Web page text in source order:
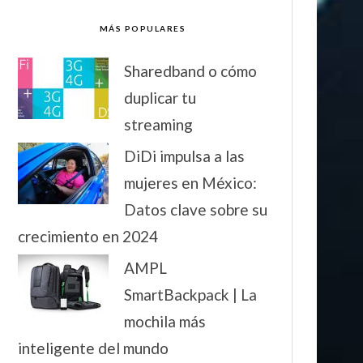
MÁS POPULARES
Sharedband o cómo
duplicar tu
streaming
DiDi impulsa a las
mujeres en México:
Datos clave sobre su
crecimiento en 2024
AMPL
SmartBackpack | La
mochila más
inteligente del mundo